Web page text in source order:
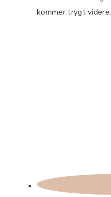
kommer trygt videre.